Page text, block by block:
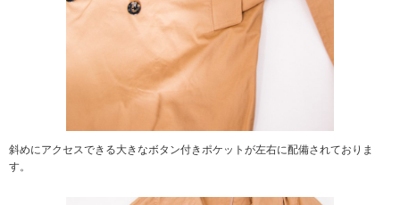
斜めにアクセスできる大きなボタン付きポケットが左右に配備されておりま
す。